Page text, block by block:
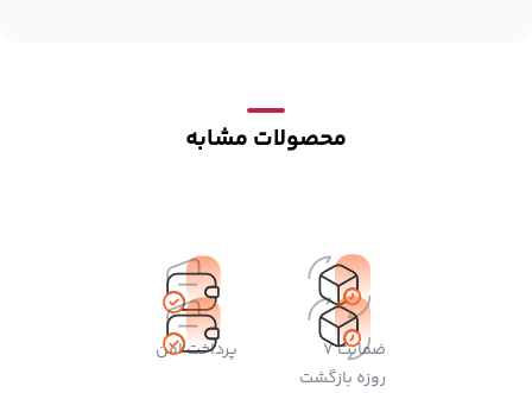
محصولات مشابه
ضمانت 7
روزه بازگشت
پرداخت امن